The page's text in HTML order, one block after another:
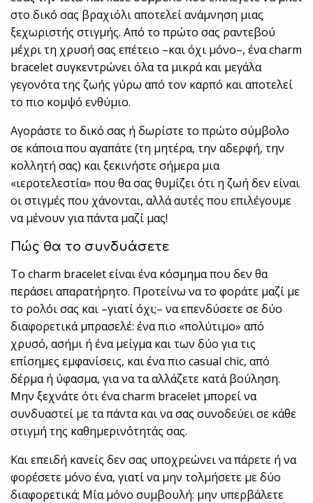
στο δικό σας βραχιόλι αποτελεί ανάμνηση μιας
ξεχωριστής στιγμής. Από το πρώτο σας ραντεβού
μέχρι τη χρυσή σας επέτειο –και όχι μόνο–, ένα charm
bracelet συγκεντρώνει όλα τα μικρά και μεγάλα
γεγονότα της ζωής γύρω από τον καρπό και αποτελεί
το πιο κομψό ενθύμιο.
Αγοράστε το δικό σας ή δωρίστε το πρώτο σύμβολο
σε κάποια που αγαπάτε (τη μητέρα, την αδερφή, την
κολλητή σας) και ξεκινήστε σήμερα μια
«ιεροτελεστία» που θα σας θυμίζει ότι η ζωή δεν είναι
οι στιγμές που χάνονται, αλλά αυτές που επιλέγουμε
να μένουν για πάντα μαζί μας!
Πώς θα το συνδυάσετε
Το charm bracelet είναι ένα κόσμημα που δεν θα
περάσει απαρατήρητο. Προτείνω να το φοράτε μαζί με
το ρολόι σας και –γιατί όχι;– να επενδύσετε σε δύο
διαφορετικά μπρασελέ: ένα πιο «πολύτιμο» από
χρυσό, ασήμι ή ένα μείγμα και των δύο για τις
επίσημες εμφανίσεις, και ένα πιο casual chic, από
δέρμα ή ύφασμα, για να τα αλλάζετε κατά βούληση.
Μην ξεχνάτε ότι ένα charm bracelet μπορεί να
συνδυαστεί με τα πάντα και να σας συνοδεύει σε κάθε
στιγμή της καθημερινότητάς σας.
Και επειδή κανείς δεν σας υποχρεώνει να πάρετε ή να
φορέσετε μόνο ένα, γιατί να μην τολμήσετε με δύο
διαφορετικά; Μία μόνο συμβουλή: μην υπερβάλετε